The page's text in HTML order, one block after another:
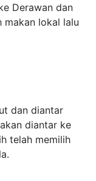
Derawan dan
makan lokal lalu
dan diantar
diantar ke
telah memilih